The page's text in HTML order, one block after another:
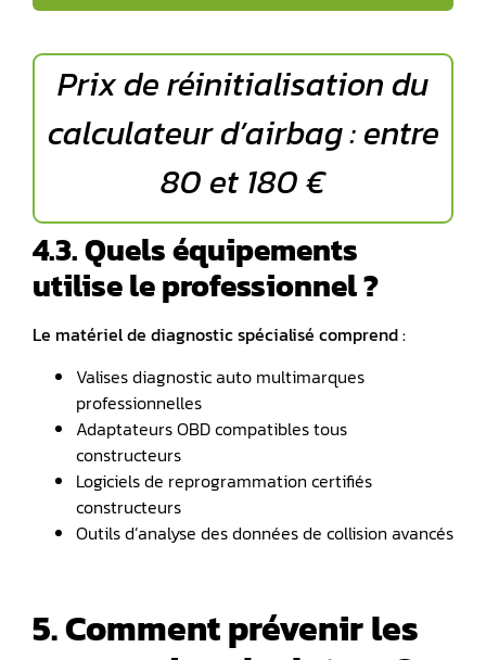
Prix de réinitialisation du
calculateur d’airbag : entre
80 et 180 €
4.3. Quels équipements
utilise le professionnel ?
Le matériel de diagnostic spécialisé comprend :
Valises diagnostic auto multimarques
professionnelles
Adaptateurs OBD compatibles tous
constructeurs
Logiciels de reprogrammation certifiés
constructeurs
Outils d’analyse des données de collision avancés
5. Comment prévenir les